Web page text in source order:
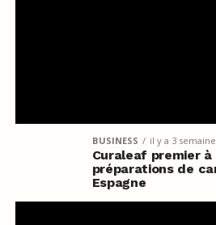
BUSINESS il y a 3
Curaleaf premier
préparations de
Espagne